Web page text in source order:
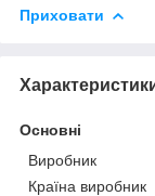
Приховати
Основні
Виробник
Країна виробник